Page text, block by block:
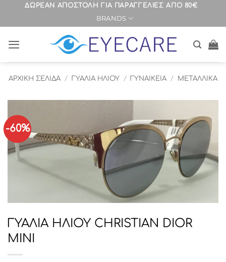
ΜετάβασηΔΩΡΕΑΝ ΑΠΟΣΤΟΛΗ ΓΙΑ ΠΑΡΑΓΓΕΛΙΕΣ ΑΠΟ 80€
BRANDS
ΑΡΧΙΚΉ ΣΕΛΊΔΑ / ΓΥΑΛΙΑ ΗΛΙΟΥ / ΓΥΝΑΙΚΕΙΑ / ΜΕΤΑΛΛΙΚΑ
-60%
ΓΥΑΛΙΑ ΗΛΙΟΥ CHRISTIAN DIOR
MINI